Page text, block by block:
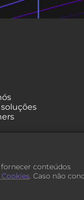
conteúdos
. Caso não